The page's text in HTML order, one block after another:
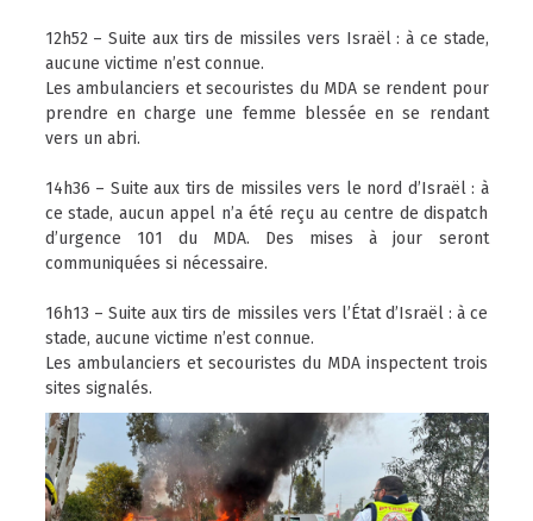
12h52 – Suite aux tirs de missiles vers Israël : à ce stade,
aucune victime n’est connue.
Les ambulanciers et secouristes du MDA se rendent pour
prendre en charge une femme blessée en se rendant
vers un abri.
14h36 – Suite aux tirs de missiles vers le nord d’Israël : à
ce stade, aucun appel n’a été reçu au centre de dispatch
d’urgence 101 du MDA. Des mises à jour seront
communiquées si nécessaire.
16h13 – Suite aux tirs de missiles vers l’État d’Israël : à ce
stade, aucune victime n’est connue.
Les ambulanciers et secouristes du MDA inspectent trois
sites signalés.